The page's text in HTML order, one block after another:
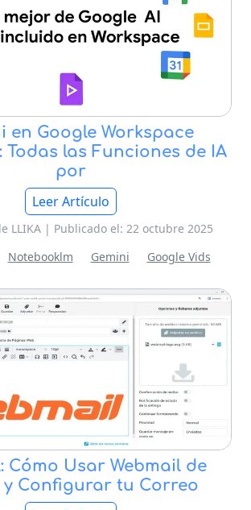
en Google Workspace
Todas las Funciones de IA
por
Leer Artículo
LLIKA | Publicado el: 22 octubre 2025
Notebooklm Gemini Google Vids
Cómo Usar Webmail de
y Configurar tu Correo